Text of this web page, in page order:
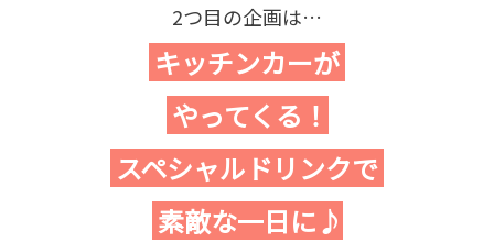
2つ目の企画は…
キッチンカーが
やってくる！
スペシャルドリンクで
素敵な一日に♪